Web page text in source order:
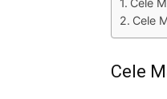
Cele
Cele
Cele